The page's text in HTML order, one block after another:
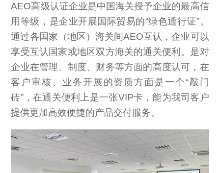
AEO高级认证企业是中国海关授予企业的最高信
用等级，是企业开展国际贸易的“绿色通行证”。
通过各国家（地区）海关间AEO互认，企业可以
享受互认国家或地区双方海关的通关便利。是对
企业在管理、制度、财务等方面的高度认可，在
客户审核、业务开展的资质方面是一个“敲门
砖”，在通关便利上是一张VIP卡，能为我司客户
提供更加高效便捷的产品交付服务。